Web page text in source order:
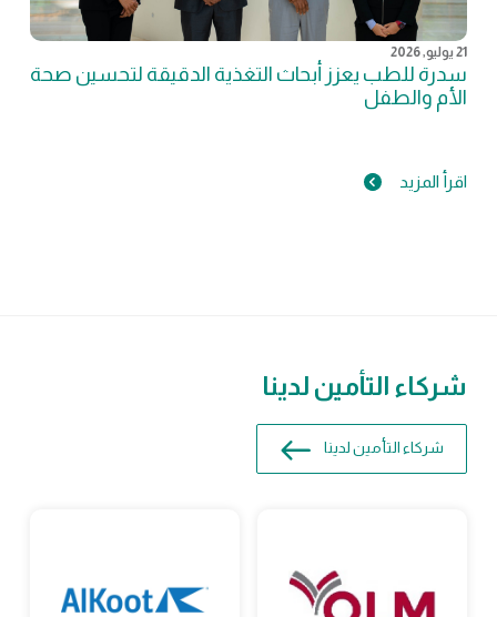
21 يوليو, 2026
سدرة للطب يعزز أبحاث التغذية الدقيقة لتحسين صحة
الأم والطفل
اقرأ المزيد
شركاء التأمين لدينا
شركاء التأمين لدينا